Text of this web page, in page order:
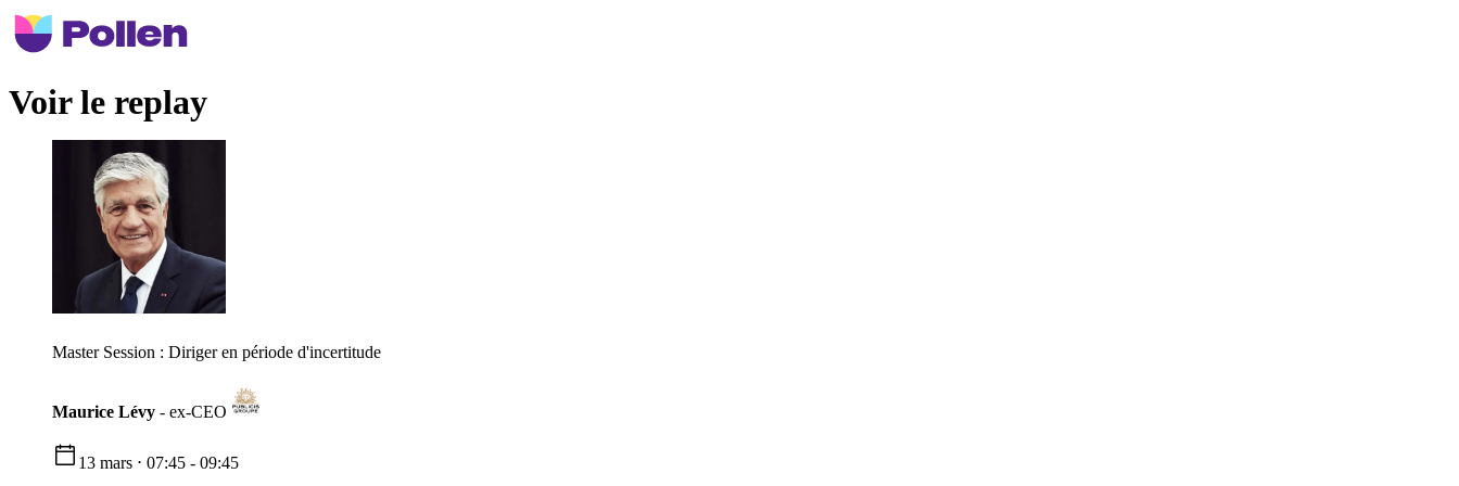
Voir le replay
Master Session : Diriger en période d'incertitude
Maurice Lévy - ex-CEO
13 mars ⋅ 07:45 - 09:45